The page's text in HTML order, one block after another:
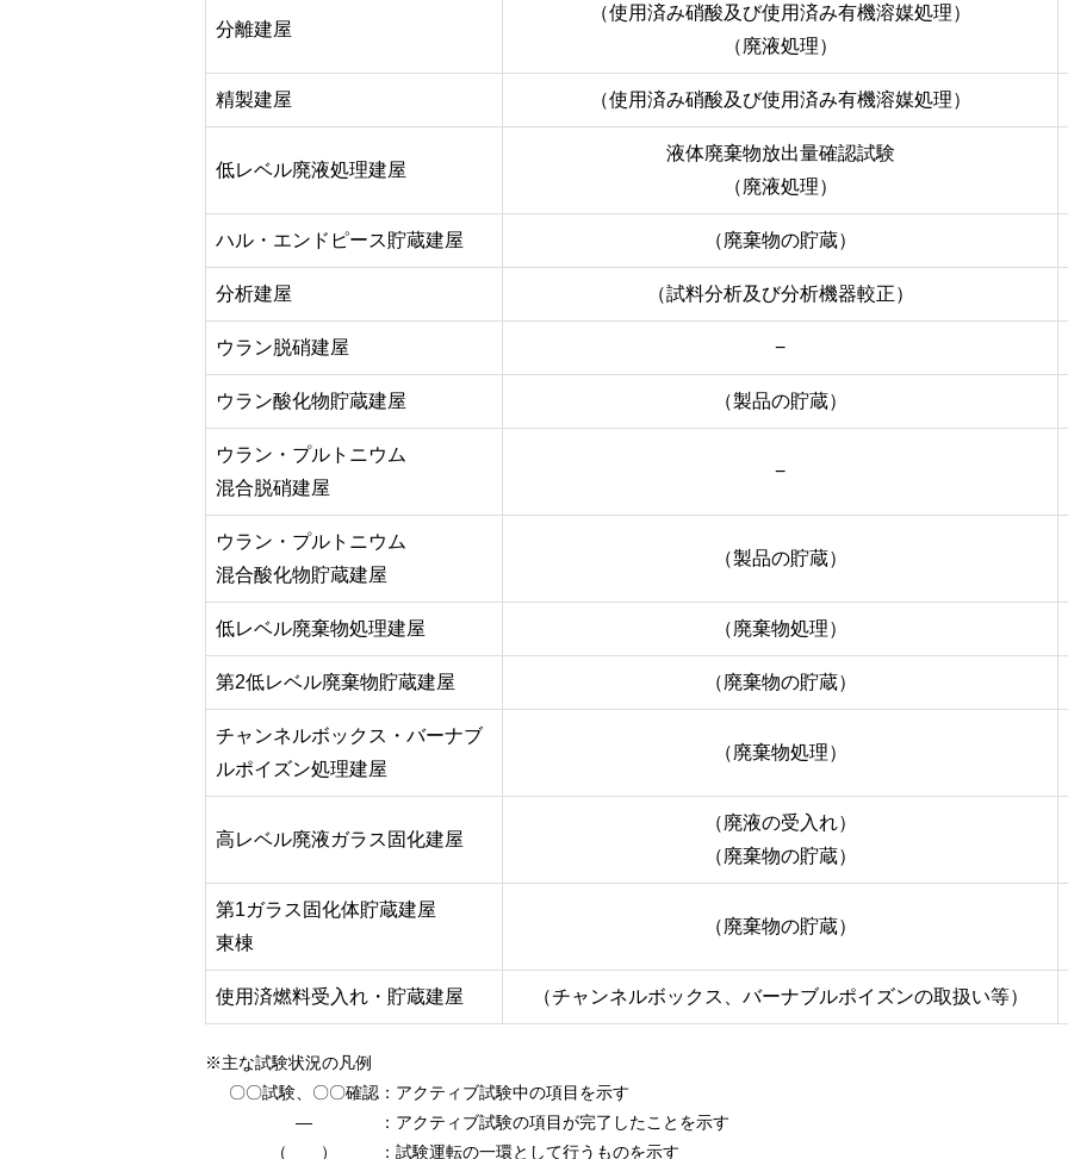
分離建屋
（使用済み硝酸及び使用済み有機溶媒処理）
（廃液処理）
精製建屋 （使用済み硝酸及び使用済み有機溶媒処理）
低レベル廃液処理建屋
液体廃棄物放出量確認試験
（廃液処理）
ハル・エンドピース貯蔵建屋 （廃棄物の貯蔵）
分析建屋 （試料分析及び分析機器較正）
ウラン脱硝建屋 −
ウラン酸化物貯蔵建屋 （製品の貯蔵）
ウラン・プルトニウム
混合脱硝建屋
−
ウラン・プルトニウム
混合酸化物貯蔵建屋
（製品の貯蔵）
低レベル廃棄物処理建屋 （廃棄物処理）
第2低レベル廃棄物貯蔵建屋 （廃棄物の貯蔵）
チャンネルボックス・バーナブ
ルポイズン処理建屋
（廃棄物処理）
高レベル廃液ガラス固化建屋
（廃液の受入れ）
（廃棄物の貯蔵）
第1ガラス固化体貯蔵建屋
東棟
（廃棄物の貯蔵）
使用済燃料受入れ・貯蔵建屋 （チャンネルボックス、バーナブルポイズンの取扱い等）
※主な試験状況の凡例
〇〇試験、〇〇確認 ：アクティブ試験中の項目を示す
―
：アクティブ試験の項目が完了したことを示す
（ ）
：試験運転の一環として行うものを示す